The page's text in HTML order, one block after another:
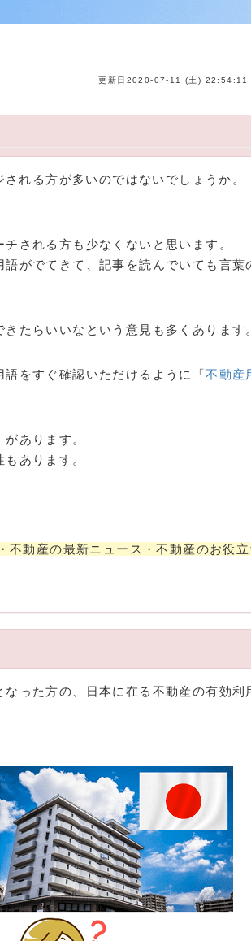
更新日2020-07-11 (土) 22:54:11
れる方が多いのではないでしょうか。
される方も少なくないと思います。
がでてきて、記事を読んでいても言葉
たらいいなという意見も多くあります
をすぐ確認いただけるように「不動産
あります。
あります。
不動産の最新ニュース・不動産のお役立
った方の、日本に在る不動産の有効利